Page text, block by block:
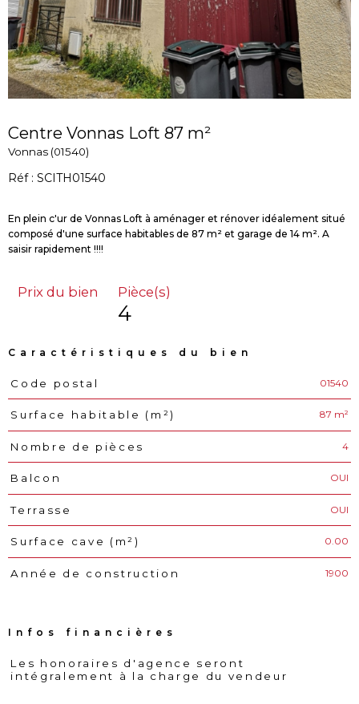
Centre Vonnas Loft 87 m²
Vonnas (01540)
Réf : SCITH01540
En plein c'ur de Vonnas Loft à aménager et rénover idéalement situé
composé d'une surface habitables de 87 m² et garage de 14 m². A
Prix du bien Pièce(s)
4
Caractéristiques du bien
Caractéristiques
Code postal 01540
Surface habitable (m²) 87 m²
Nombre de pièces 4
Balcon OUI
Terrasse OUI
Surface cave (m²) 0.00
Année de construction 1900
Infos financières
Caractéristiques Valeurs
Les honoraires d'agence seront
intégralement à la charge du vendeur